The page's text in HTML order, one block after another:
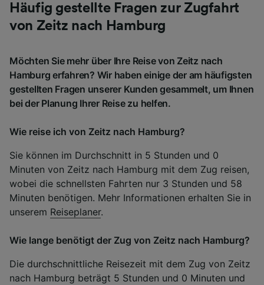
Häufig gestellte Fragen zur Zugfahrt
von Zeitz nach Hamburg
Möchten Sie mehr über Ihre Reise von Zeitz nach
Hamburg erfahren? Wir haben einige der am häufigsten
gestellten Fragen unserer Kunden gesammelt, um Ihnen
bei der Planung Ihrer Reise zu helfen.
Wie reise ich von Zeitz nach Hamburg?
Sie können im Durchschnitt in 5 Stunden und 0
Minuten von Zeitz nach Hamburg mit dem Zug reisen,
wobei die schnellsten Fahrten nur 3 Stunden und 58
Minuten benötigen. Mehr Informationen erhalten Sie in
unserem Reiseplaner.
Wie lange benötigt der Zug von Zeitz nach Hamburg?
Die durchschnittliche Reisezeit mit dem Zug von Zeitz
nach Hamburg beträgt 5 Stunden und 0 Minuten und